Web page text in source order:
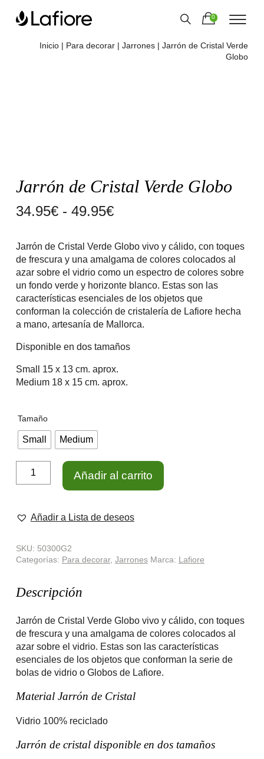
0
Inicio Para decorar |Jarrones | Jarrón de Cristal Verde
Globo
Jarrón de Cristal Verde Globo
34.95€ - 49.95€Rango
precios:
desde
34.95€
hasta
49.95€
Jarrón de Cristal Verde Globo vivo y cálido, con toques
de frescura y una amalgama de colores colocados al
azar sobre el vidrio como un espectro de colores sobre
un fondo verde y horizonte blanco. Estas son las
características esenciales de los objetos que
conforman la colección de cristalería de Lafiore hecha
a mano, artesanía de Mallorca.
Disponible en dos tamaños
Small 15 x 13 cm. aprox.
Medium 18 x 15 cm. aprox.
Tamaño
Small Medium
Cristal
cantidad
Añadir al carrito
Añadir a Lista de deseos
SKU: 50300G2
Categorías: Para decorar, Jarrones Marca: Lafiore
Descripción
Jarrón de Cristal Verde Globo vivo y cálido, con toques
de frescura y una amalgama de colores colocados al
azar sobre el vidrio. Estas son las características
esenciales de los objetos que conforman la serie de
bolas de vidrio o Globos de Lafiore.
Material Jarrón de Cristal
Vidrio 100% reciclado
Jarrón de cristal disponible en dos tamaños